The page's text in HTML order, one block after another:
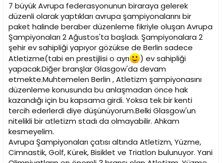
a
t
a
n
a
r
i
h
i
7 büyük Avrupa federasyonunun biraraya gelerek
düzenli olarak yaptıkları avrupa şampiyonalarını bir
paket halinde beraber düzenleme fikriyle oluşan Avrupa
Şampiyonaları 2 Ağustos'ta başladı. Şampiyonalara 2
şehir ev sahipliği yapıyor gözükse de Berlin sadece
Atletizme(tabi en prestijlisi o ayrı
) ev sahipliği
yapacak.Diğer branşlar Glasgow'da devam
etmekte.Muhtemelen Berlin , Atletizm şampiyonasını
düzenleme konusunda bu anlaşmadan önce hak
kazandığı için bu kapsama girdi. Yoksa tek bir kenti
tercih ederlerdi diye düşünüyorum.Belki Glasgow'un
nitelikli bir atletizm stadı da olmayabilir. Ahkam
kesmeyelim.
Avrupa Şampiyonaları çatısı altında Atletizm, Yüzme,
Cimnastik, Golf, Kürek, Bisiklet ve Triatlon bulunuyor. Yani